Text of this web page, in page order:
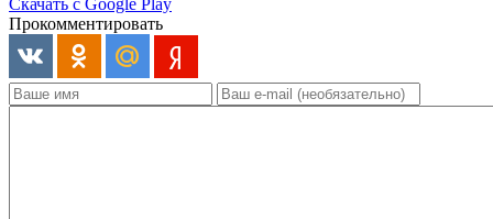
Скачать с Google Play
Прокомментировать